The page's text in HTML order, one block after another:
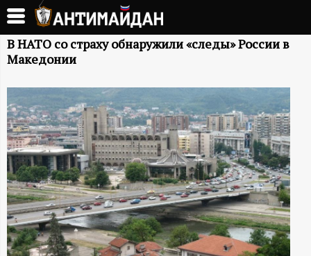
Перейти
основному
содержанию
А
Т
И
М
А
Й
В НАТО со страху обнаружили «следы» России в
Македонии